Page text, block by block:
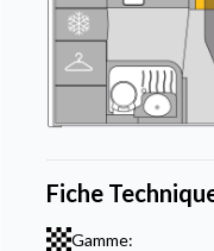
Fiche
Gamme: